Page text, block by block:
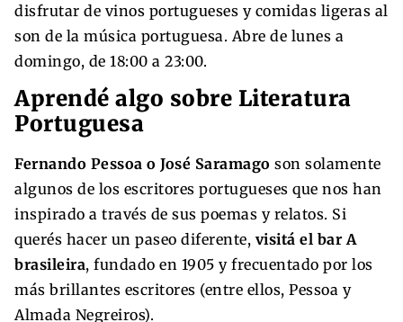
disfrutar de vinos portugueses y comidas ligeras al
son de la música portuguesa. Abre de lunes a
domingo, de 18:00 a 23:00.
Aprendé algo sobre Literatura
Portuguesa
Fernando Pessoa o José Saramago son solamente
algunos de los escritores portugueses que nos han
inspirado a través de sus poemas y relatos. Si
querés hacer un paseo diferente, visitá el bar A
brasileira, fundado en 1905 y frecuentado por los
más brillantes escritores (entre ellos, Pessoa y
Almada Negreiros).